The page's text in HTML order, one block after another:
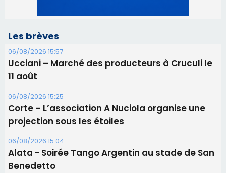
Les brèves
06/08/2026 15:57
Ucciani – Marché des producteurs à Cruculi le
11 août
06/08/2026 15:25
Corte – L’association A Nuciola organise une
projection sous les étoiles
06/08/2026 15:04
Alata - Soirée Tango Argentin au stade de San
Benedetto